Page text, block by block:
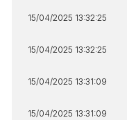
15/04/2025 13:32:25
15/04/2025 13:32:25
15/04/2025 13:31:09
15/04/2025 13:31:09